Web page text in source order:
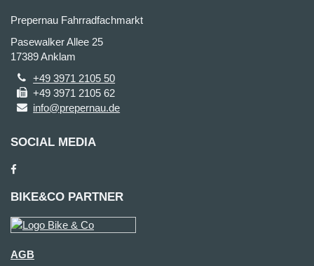
Prepernau Fahrradfachmarkt
Pasewalker Allee 25
17389 Anklam
+49 3971 2105 50
+49 3971 2105 62
info@prepernau.de
SOCIAL MEDIA
BIKE&CO PARTNER
AGB